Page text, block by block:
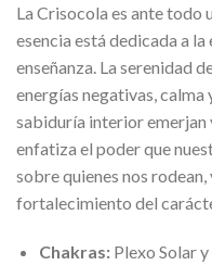
La Crisocola es ante todo
esencia está dedicada a
enseñanza. La serenidad
energías negativas, calma
sabiduría interior emerjan
enfatiza el poder que
sobre quienes nos
fortalecimiento del
Chakras:Plexo Solar